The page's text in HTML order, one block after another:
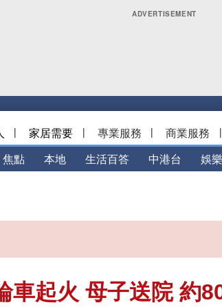
| 家居需要 | 專業服務 | 商業服務 |
焦點 本地 生活百答 中港台 娛樂
車起火 母子送院 約